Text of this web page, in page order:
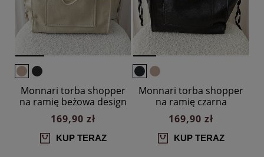
Monnari torba shopper
na ramię beżowa design
169,90 zł
KUP TERAZ
Monnari torba shopper
na ramię czarna
169,90 zł
KUP TERAZ